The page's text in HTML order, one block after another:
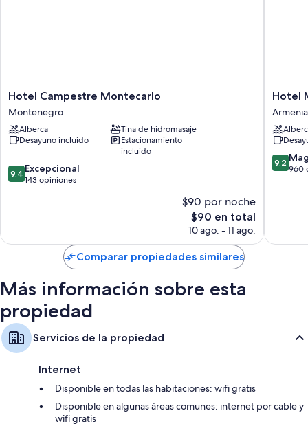
Hotel
Campestre
Montecarlo
Montenegro
Hotel Campestre Montecarlo
Montenegro
Alberca
Tina de hidromasaje
Desayuno incluido
Estacionamiento
incluido
9.4
de
9.4 Excepcional
143 opiniones
$90 por noche
El
precio
es
$90 en total
10 ago. - 11 ago.
Hotel
Mocawa
Plaza
Armenia
Armenia
Hotel
Armenia
9.2
de
9.2
960
Comparar propiedades similares
Más información sobre esta
propiedad
Servicios de la propiedad
Internet
Disponible en todas las habitaciones: wifi gratis
Disponible en algunas áreas comunes: internet por cable y
wifi gratis